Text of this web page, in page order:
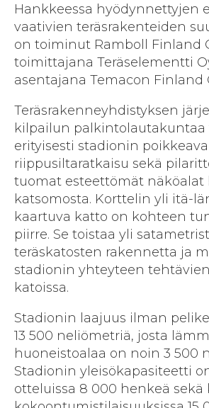
Hankkeessa hyödynnettyjen
vaativien teräsrakenteiden
on toiminut Ramboll Finland
toimittajana Teräselementti
asentajana Temacon Finland
Teräsrakenneyhdistyksen
kilpailun palkintolautakuntaa
erityisesti stadionin
riippusiltaratkaisu sekä
tuomat esteettömät näköalat
katsomosta. Korttelin yli itä-
kaartuva katto on kohteen
piirre. Se toistaa yli
teräskatosten rakennetta ja
stadionin yhteyteen
katoissa.
Stadionin laajuus ilman
13 500 neliömetriä, josta
huoneistoalaa on noin 3 500
Stadionin yleisökapasiteetti
otteluissa 8 000 henkeä sekä